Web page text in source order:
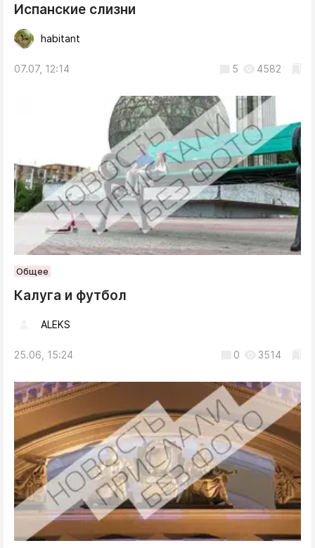
Испанские слизни
habitant
07.07, 12:14 5 4582
Общее
Калуга и футбол
ALEKS
25.06, 15:24 0 3514